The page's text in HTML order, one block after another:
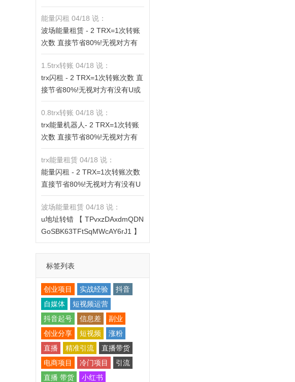
没有U或者是否交易所,低于 2 TR
X的都是钓鱼的骗子- 复制地址
【THXfhfV6ThhYzt7d8mm4KL3
dE5LWBbwb3s】转 2 TRX即可0
手续费转账!TG机器人: @jzzTRX
bot 官网: https://jzztrx.com
能量闪租 04/18 说：
波场能量租赁 - 2 TRX=1次转账
次数 直接节省80%!无视对方有
没有U或者是否交易所,低于 2 TR
X的都是钓鱼的骗子- 复制地址
【THXfhfV6ThhYzt7d8mm4KL3
dE5LWBbwb3s】转 2 TRX即可0
手续费转账!TG机器人: @jzzTRX
bot 官网: https://jzztrx.com
1.5trx转账 04/18 说：
trx闪租 - 2 TRX=1次转账次数 直
接节省80%!无视对方有没有U或
者是否交易所,低于 2 TRX的都是
钓鱼的骗子- 复制地址【THXfhfV
6ThhYzt7d8mm4KL3dE5LWBb
wb3s】转 2 TRX即可0手续费转
账!TG机器人: @jzzTRXbot 官网:
https://jzztrx.com
0.8trx转账 04/18 说：
trx能量机器人- 2 TRX=1次转账
次数 直接节省80%!无视对方有
没有U或者是否交易所,低于 2 TR
X的都是钓鱼的骗子- 复制地址
【THXfhfV6ThhYzt7d8mm4KL3
dE5LWBbwb3s】转 2 TRX即可0
手续费转账!TG机器人: @jzzTRX
bot 官网: https://jzztrx.com
trx能量租赁 04/18 说：
能量闪租 - 2 TRX=1次转账次数
直接节省80%!无视对方有没有U
或者是否交易所,低于 2 TRX的都
是钓鱼的骗子- 复制地址【THXfh
fV6ThhYzt7d8mm4KL3dE5LWB
bwb3s】转 2 TRX即可0手续费
转账!TG机器人: @jzzTRXbot 官
波场能量租赁 04/18 说：
u地址转错 【 TPvxzDAxdmQDN
GoSBK63TFtSqMWcAY6rJ1 】
转错请联系TG:@TrxEm
标签列表
创业项目 实战经验
抖音
自媒体
短视频运营
抖音起号
信息差
副业
创业分享
短视频
涨粉
直播
精准引流
直播带货
电商项目
冷门项目
引流
直播 带货
小红书